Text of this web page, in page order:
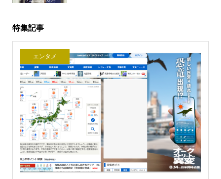
特集記事
エンタメ